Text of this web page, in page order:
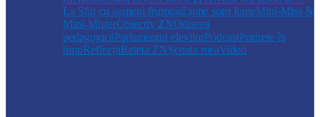
La Sfat cu oameni frumoșiLume soro lumeMini-Miss &
Mini-MisterObiectiv ZNOdiseea
pedagogicăParlamentul elevilorPodcastPortrete în
timpReflecțiiReteta ZNȘcoala meaVideo